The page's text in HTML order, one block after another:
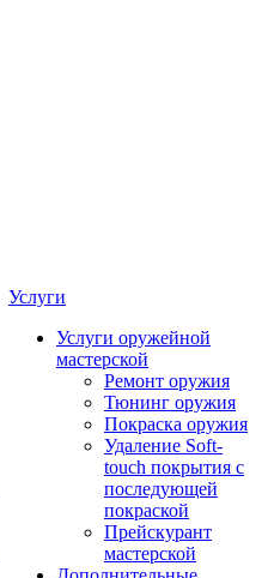
Услуги
Услуги оружейной
мастерской
Ремонт оружия
Тюнинг оружия
Покраска оружия
Удаление Soft-
touch покрытия с
последующей
покраской
Прейскурант
мастерской